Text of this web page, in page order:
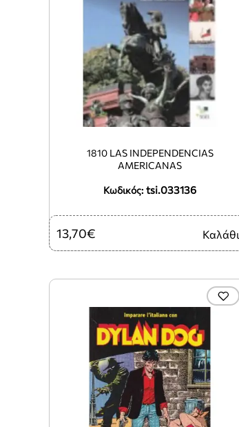
Κωδικός: tsi.033136
1810 LAS INDEPENDENCIAS
AMERICANAS
13,70€ Καλάθι